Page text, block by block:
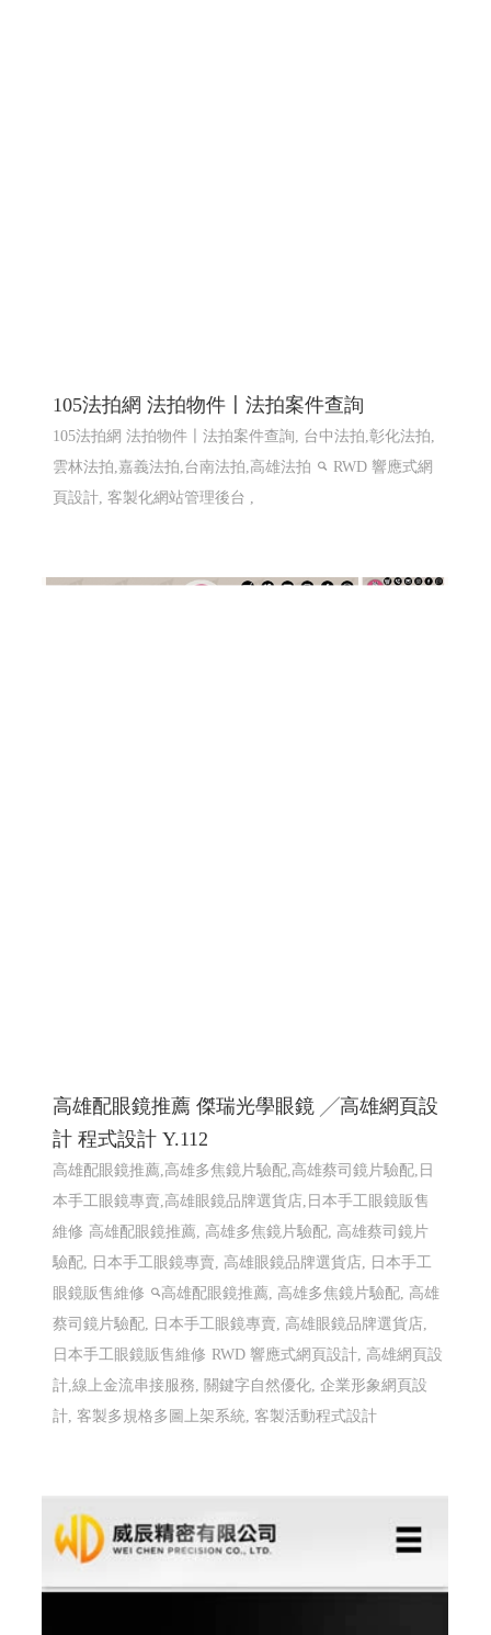
105法拍網 法拍物件〡法拍案件查詢
105法拍網 法拍物件〡法拍案件查詢, 台中法拍,彰化法拍,
雲林法拍,嘉義法拍,台南法拍,高雄法拍
RWD 響應式網
頁設計, 客製化網站管理後台 ,
高雄配眼鏡推薦 傑瑞光學眼鏡 ╱高雄網頁設
計 程式設計 Y.112
高雄配眼鏡推薦,高雄多焦鏡片驗配,高雄蔡司鏡片驗配,日
本手工眼鏡專賣,高雄眼鏡品牌選貨店,日本手工眼鏡販售
維修 高雄配眼鏡推薦, 高雄多焦鏡片驗配, 高雄蔡司鏡片
驗配, 日本手工眼鏡專賣, 高雄眼鏡品牌選貨店, 日本手工
眼鏡販售維修
高雄配眼鏡推薦, 高雄多焦鏡片驗配, 高雄
蔡司鏡片驗配, 日本手工眼鏡專賣, 高雄眼鏡品牌選貨店,
日本手工眼鏡販售維修 RWD 響應式網頁設計, 高雄網頁設
計,線上金流串接服務, 關鍵字自然優化, 企業形象網頁設
計, 客製多規格多圖上架系統, 客製活動程式設計